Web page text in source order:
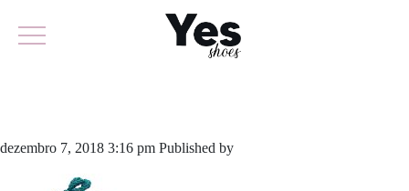
dezembro 7, 2018 3:16 pm Published by